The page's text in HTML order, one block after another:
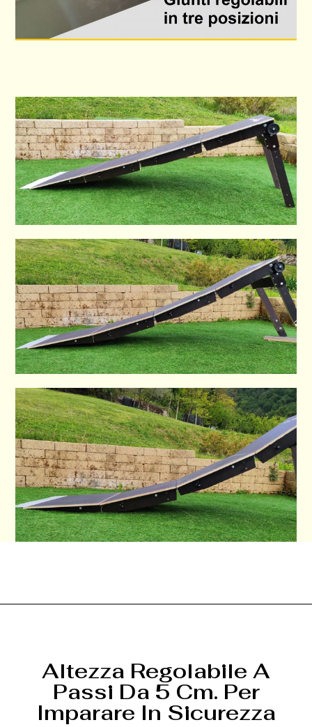
Altezza Regolabile A
Passi Da 5 Cm. Per
Imparare In Sicurezza